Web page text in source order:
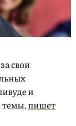
свои
и
темы,пишет